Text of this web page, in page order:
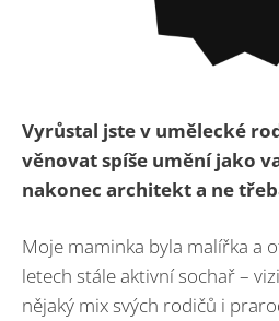
Vyrůstal jste v umělecké
věnovat spíše umění jako
nakonec architekt a ne
Moje maminka byla malířka a
letech stále aktivní sochař –
nějaký mix svých rodičů i